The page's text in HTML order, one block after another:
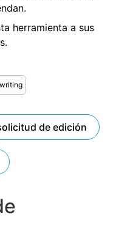
herramienta a sus
de edición